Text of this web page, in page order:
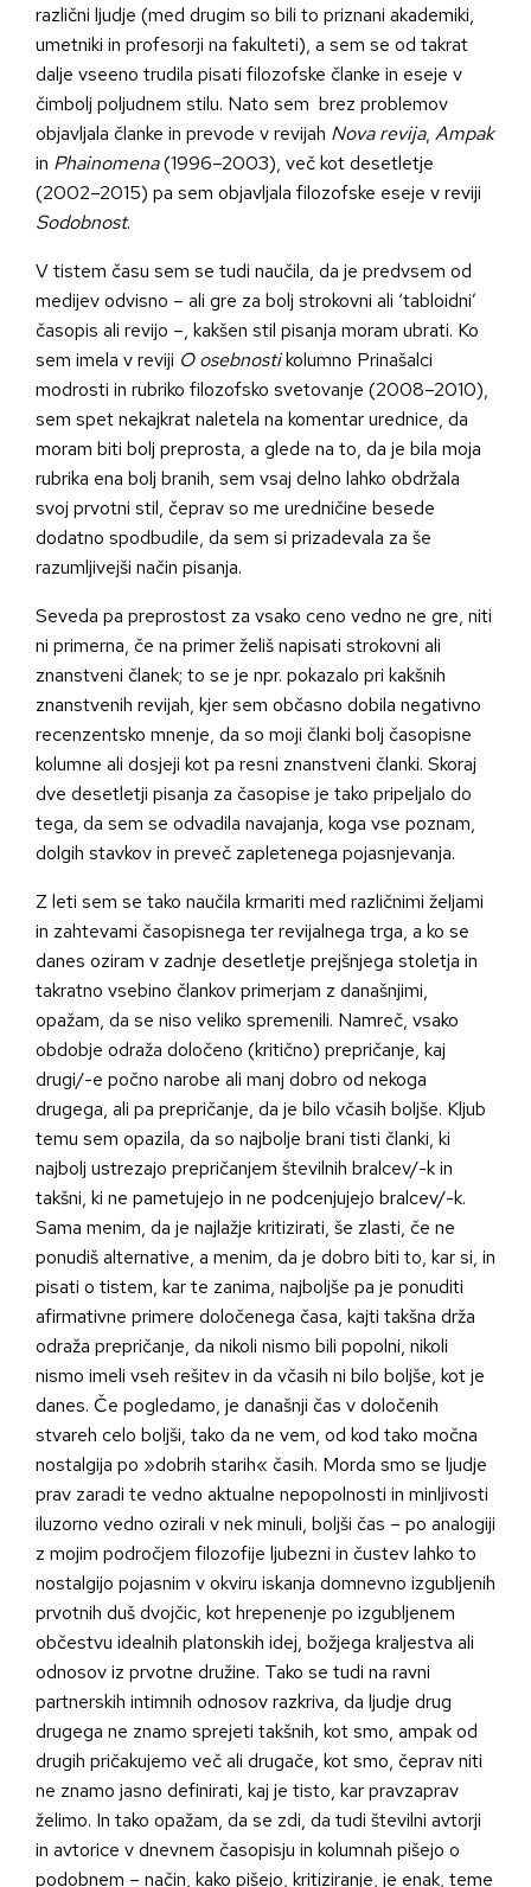
različni ljudje (med drugim so bili to priznani akademiki,
umetniki in profesorji na fakulteti), a sem se od takrat
dalje vseeno trudila pisati filozofske članke in eseje v
čimbolj poljudnem stilu. Nato sem brez problemov
objavljala članke in prevode v revijah Nova revija, Ampak
in Phainomena(1996–2003), več kot desetletje
(2002–2015) pa sem objavljala filozofske eseje v reviji
Sodobnost.
V tistem času sem se tudi naučila, da je predvsem od
medijev odvisno – ali gre za bolj strokovni ali ‘tabloidni’
časopis ali revijo –, kakšen stil pisanja moram ubrati. Ko
sem imela v reviji O osebnostikolumno Prinašalci
modrosti in rubriko filozofsko svetovanje (2008–2010),
sem spet nekajkrat naletela na komentar urednice, da
moram biti bolj preprosta, a glede na to, da je bila moja
rubrika ena bolj branih, sem vsaj delno lahko obdržala
svoj prvotni stil, čeprav so me uredničine besede
dodatno spodbudile, da sem si prizadevala za še
razumljivejši način pisanja.
Seveda pa preprostost za vsako ceno vedno ne gre, niti
ni primerna, če na primer želiš napisati strokovni ali
znanstveni članek; to se je npr. pokazalo pri kakšnih
znanstvenih revijah, kjer sem občasno dobila negativno
recenzentsko mnenje, da so moji članki bolj časopisne
kolumne ali dosjeji kot pa resni znanstveni članki. Skoraj
dve desetletji pisanja za časopise je tako pripeljalo do
tega, da sem se odvadila navajanja, koga vse poznam,
dolgih stavkov in preveč zapletenega pojasnjevanja.
Z leti sem se tako naučila krmariti med različnimi željami
in zahtevami časopisnega ter revijalnega trga, a ko se
danes oziram v zadnje desetletje prejšnjega stoletja in
takratno vsebino člankov primerjam z današnjimi,
opažam, da se niso veliko spremenili. Namreč, vsako
obdobje odraža določeno (kritično) prepričanje, kaj
drugi/-e počno narobe ali manj dobro od nekoga
drugega, ali pa prepričanje, da je bilo včasih boljše. Kljub
temu sem opazila, da so najbolje brani tisti članki, ki
najbolj ustrezajo prepričanjem številnih bralcev/-k in
takšni, ki ne pametujejo in ne podcenjujejo bralcev/-k.
Sama menim, da je najlažje kritizirati, še zlasti, če ne
ponudiš alternative, a menim, da je dobro biti to, kar si, in
pisati o tistem, kar te zanima, najboljše pa je ponuditi
afirmativne primere določenega časa, kajti takšna drža
odraža prepričanje, da nikoli nismo bili popolni, nikoli
nismo imeli vseh rešitev in da včasih ni bilo boljše, kot je
danes. Če pogledamo, je današnji čas v določenih
stvareh celo boljši, tako da ne vem, od kod tako močna
nostalgija po »dobrih starih« časih. Morda smo se ljudje
prav zaradi te vedno aktualne nepopolnosti in minljivosti
iluzorno vedno ozirali v nek minuli, boljši čas – po analogiji
z mojim področjem filozofije ljubezni in čustev lahko to
nostalgijo pojasnim v okviru iskanja domnevno izgubljenih
prvotnih duš dvojčic, kot hrepenenje po izgubljenem
občestvu idealnih platonskih idej, božjega kraljestva ali
odnosov iz prvotne družine. Tako se tudi na ravni
partnerskih intimnih odnosov razkriva, da ljudje drug
drugega ne znamo sprejeti takšnih, kot smo, ampak od
drugih pričakujemo več ali drugače, kot smo, čeprav niti
ne znamo jasno definirati, kaj je tisto, kar pravzaprav
želimo. In tako opažam, da se zdi, da tudi številni avtorji
in avtorice v dnevnem časopisju in kolumnah pišejo o
podobnem – način, kako pišejo, kritiziranje, je enak, teme